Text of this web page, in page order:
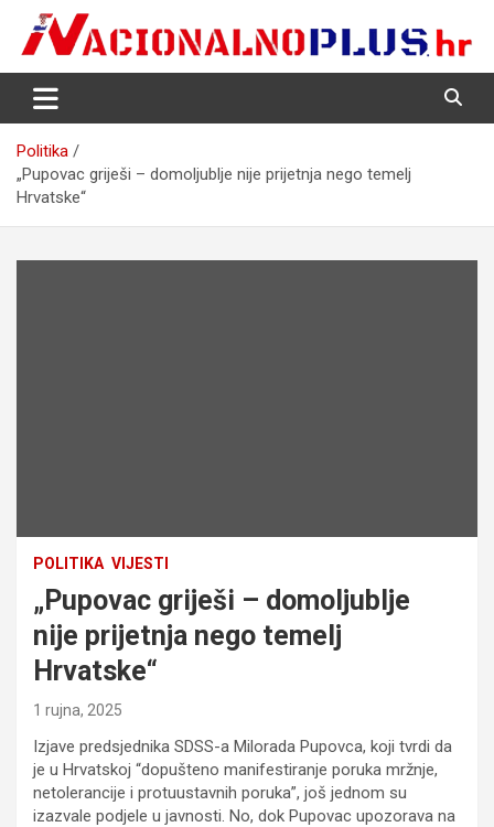
content
NacionalnoPlus.hr
Nacija želi znati više
Politika
„Pupovac griješi – domoljublje nije prijetnja nego temelj
Hrvatske“
POLITIKA VIJESTI
„Pupovac griješi – domoljublje
nije prijetnja nego temelj
Hrvatske“
1 rujna, 2025
Izjave predsjednika SDSS-a Milorada Pupovca, koji tvrdi da
je u Hrvatskoj “dopušteno manifestiranje poruka mržnje,
netolerancije i protuustavnih poruka”, još jednom su
izazvale podjele u javnosti. No, dok Pupovac upozorava na